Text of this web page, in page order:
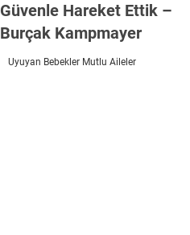
Güvenle Hareket Ettik –
Burçak Kampmayer
Uyuyan Bebekler Mutlu Aileler